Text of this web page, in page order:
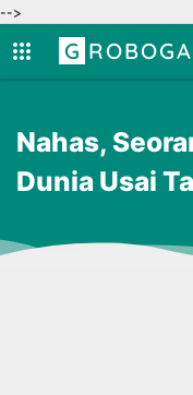
-->
Nahas,
Dunia Usai